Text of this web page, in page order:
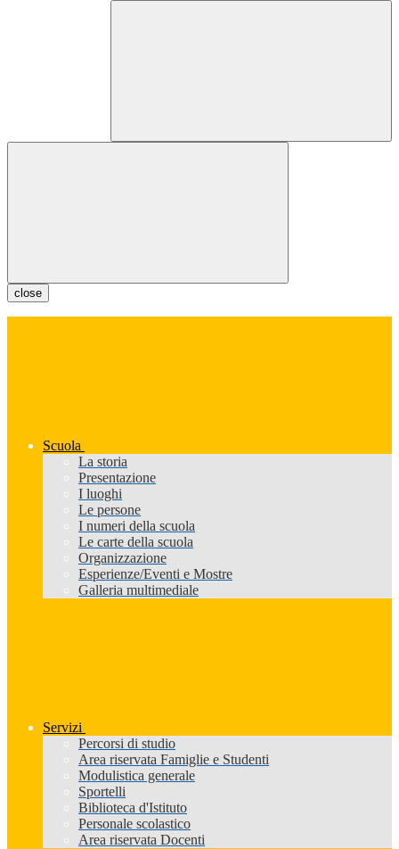
close
Scuola
La storia
Presentazione
I luoghi
Le persone
I numeri della scuola
Le carte della scuola
Organizzazione
Esperienze/Eventi e Mostre
Galleria multimediale
Servizi
Percorsi di studio
Area riservata Famiglie e Studenti
Modulistica generale
Sportelli
Biblioteca d'Istituto
Personale scolastico
Area riservata Docenti